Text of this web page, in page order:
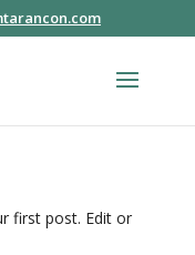
first post. Edit or